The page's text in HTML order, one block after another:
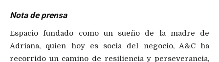
Nota de prensa
Espacio fundado como un sueño de la madre de
Adriana, quien hoy es socia del negocio, A&C ha
recorrido un camino de resiliencia y perseverancia,